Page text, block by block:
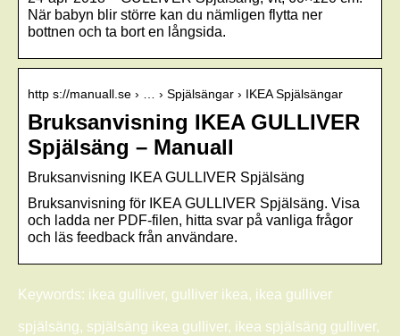
När babyn blir större kan du nämligen flytta ner
bottnen och ta bort en långsida.
http s://manuall.se › … › Spjälsängar › IKEA Spjälsängar
Bruksanvisning IKEA GULLIVER
Spjälsäng – Manuall
Bruksanvisning IKEA GULLIVER Spjälsäng
Bruksanvisning för IKEA GULLIVER Spjälsäng. Visa
och ladda ner PDF-filen, hitta svar på vanliga frågor
och läs feedback från användare.
Keywords: ikea gulliver, gulliver ikea, ikea gulliver
spjälsäng, spjälsäng ikea gulliver, ikea spjälsäng gulliver,